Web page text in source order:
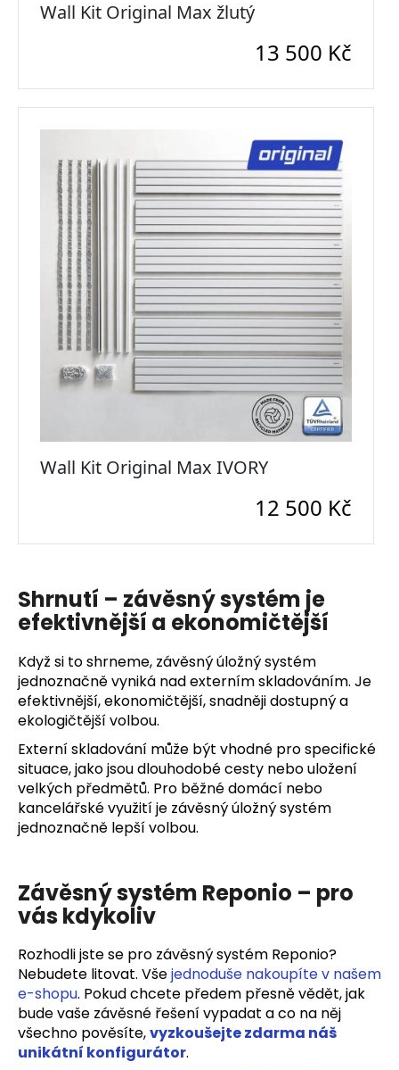
Shrnutí – závěsný systém je
efektivnější a ekonomičtější
Když si to shrneme, závěsný úložný systém
jednoznačně vyniká nad externím skladováním. Je
efektivnější, ekonomičtější, snadněji dostupný a
ekologičtější volbou.
Externí skladování může být vhodné pro specifické
situace, jako jsou dlouhodobé cesty nebo uložení
velkých předmětů. Pro běžné domácí nebo
kancelářské využití je závěsný úložný systém
jednoznačně lepší volbou.
Závěsný systém Reponio –⁠⁠⁠⁠⁠⁠ pro
vás kdykoliv
Rozhodli jste se pro závěsný systém Reponio?
Nebudete litovat. Všejednoduše nakoupíte v našem
e-shopu. Pokud chcete předem přesně vědět, jak
bude vaše závěsné řešení vypadat a co na něj
všechno pověsíte,vyzkoušejte zdarma náš
unikátní konfigurátor.